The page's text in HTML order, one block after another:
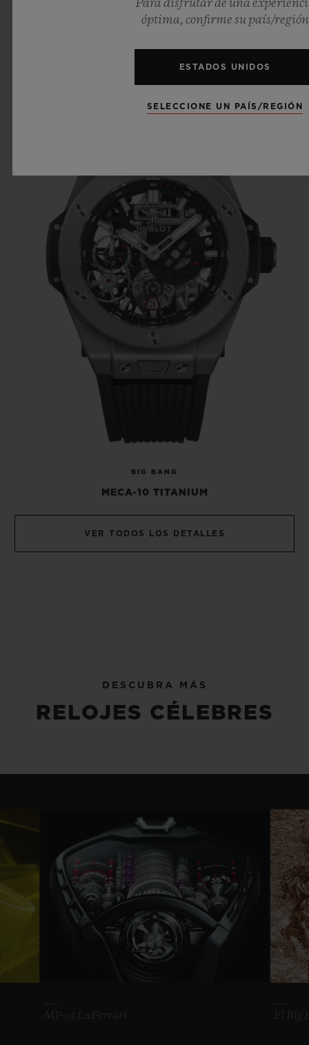
BIG BANG
MECA-10 TITANIUM
VER TODOS LOS DETALLES
rastrillos deslizantes sobre un eje
de 10 días, demostró una vez más la
éxito comercial asombroso en el sector de la
relojería de cuerda manual.
DESCUBRA MÁS
RELOJES CÉLEBRES
Para disfrutar de una
óptima, confirme su país/región
ESTADOS UNIDOS
SELECCIONE UN PAÍS/REGIÓN